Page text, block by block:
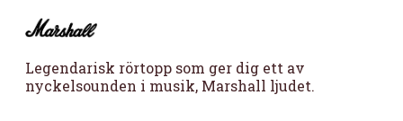
Legendarisk rörtopp som ger dig ett av
nyckelsounden i musik, Marshall ljudet.